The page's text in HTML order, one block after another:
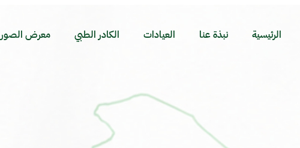
الرئيسية نبذة عنا العيادات الكادر الطبي معرض الصور